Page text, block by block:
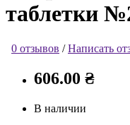
таблетки
0 отзывов /Написать
606.00 ₴
В наличии